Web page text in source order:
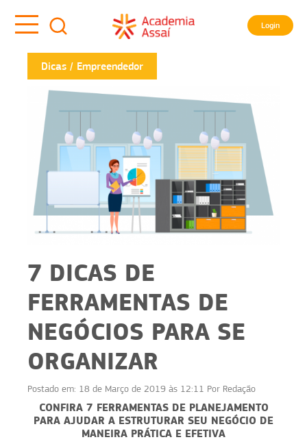
Login
Dicas Empreendedor
7 DICAS DE
FERRAMENTAS DE
NEGÓCIOS PARA SE
ORGANIZAR
Postado em: 18 de Março de 2019 às 12:11 Por Redação
CONFIRA 7 FERRAMENTAS DE PLANEJAMENTO
PARA AJUDAR A ESTRUTURAR SEU NEGÓCIO DE
MANEIRA PRÁTICA E EFETIVA